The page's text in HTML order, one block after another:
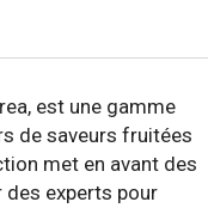
est une gamme
de saveurs fruitées
met en avant des
experts pour